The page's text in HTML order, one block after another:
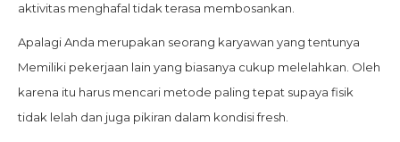
aktivitas menghafal tidak terasa membosankan.
Apalagi Anda merupakan seorang karyawan yang tentunya
Memiliki pekerjaan lain yang biasanya cukup melelahkan. Oleh
karena itu harus mencari metode paling tepat supaya fisik
tidak lelah dan juga pikiran dalam kondisi fresh.